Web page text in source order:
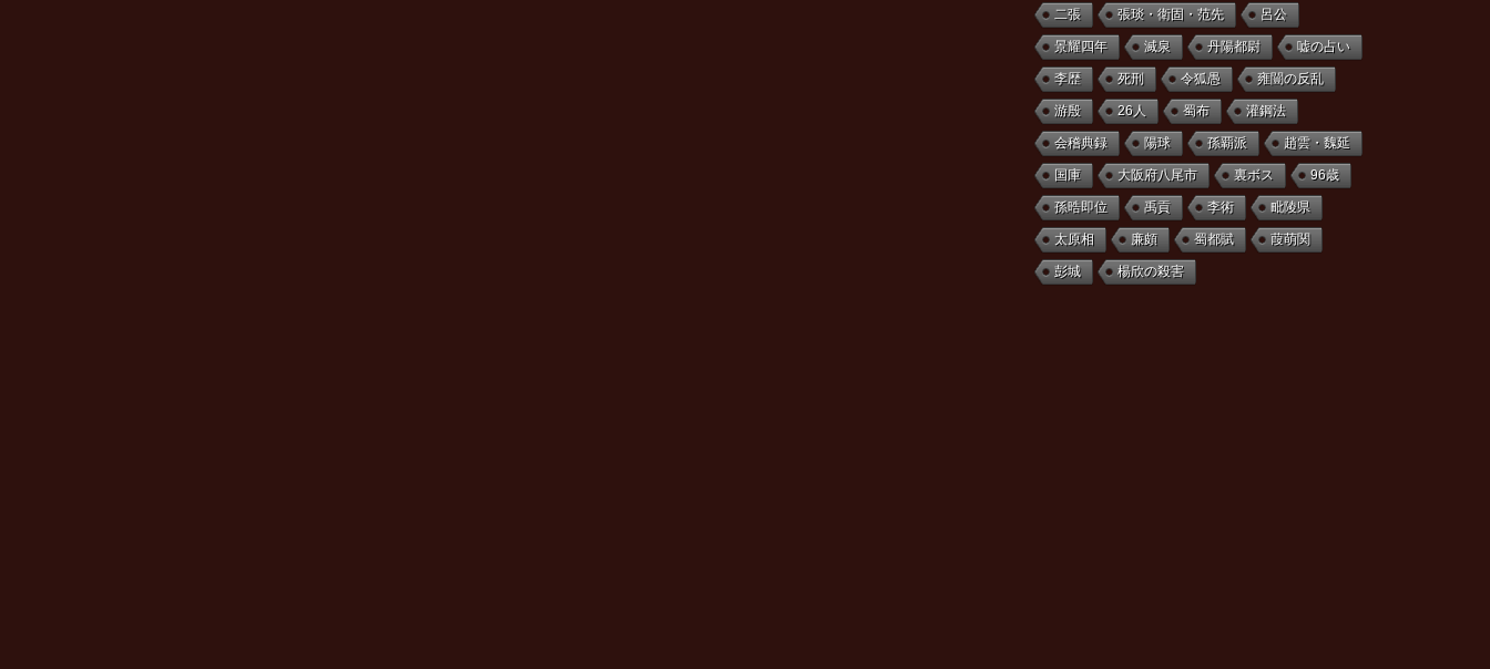
二張 張琰・衛固・范先 呂公
景耀四年 滅泉 丹陽都尉 嘘の占い
李歴 死刑 令狐愚 雍闓の反乱
游殷 26人 蜀布 灌鋼法
会稽典録 陽球 孫覇派 趙雲・魏延
国庫 大阪府八尾市 裏ボス 96歳
孫晧即位 禹貢 李術 毗陵県
太原相 廉頗 蜀都賦 葭萌関
彭城 楊欣の殺害